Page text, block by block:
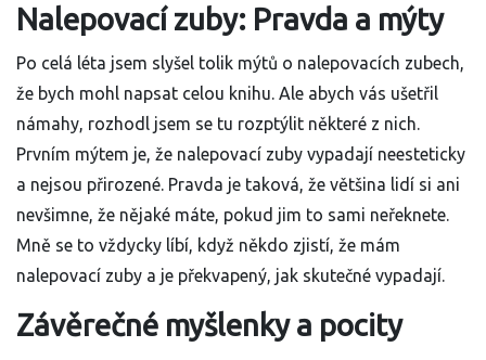
Nalepovací zuby: Pravda a mýty
Po celá léta jsem slyšel tolik mýtů o nalepovacích zubech,
že bych mohl napsat celou knihu. Ale abych vás ušetřil
námahy, rozhodl jsem se tu rozptýlit některé z nich.
Prvním mýtem je, že nalepovací zuby vypadají neesteticky
a nejsou přirozené. Pravda je taková, že většina lidí si ani
nevšimne, že nějaké máte, pokud jim to sami neřeknete.
Mně se to vždycky líbí, když někdo zjistí, že mám
nalepovací zuby a je překvapený, jak skutečné vypadají.
Závěrečné myšlenky a pocity